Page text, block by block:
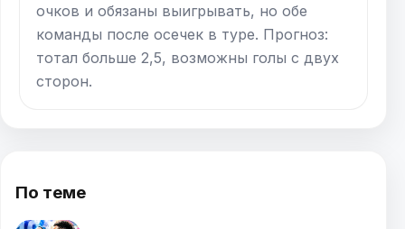
очков и обязаны выигрывать, но обе
команды после осечек в туре. Прогноз:
тотал больше 2,5, возможны голы с двух
сторон.
По теме